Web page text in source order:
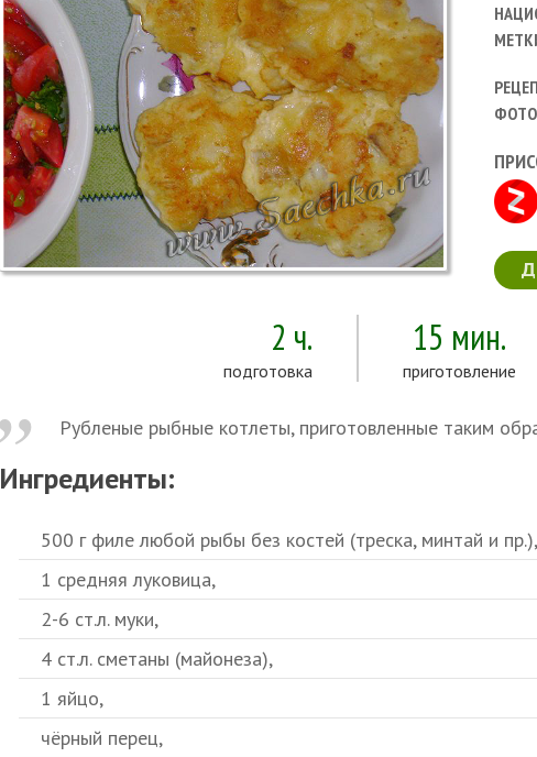
2 ч.
подготовка
15 мин.
приготовление
Рубленые рыбные котлеты, приготовленные таким
Ингредиенты:
500 г филе любой рыбы без костей (треска, минтай и пр.),
1 средняя луковица,
2-6 ст.л. муки,
4 ст.л. сметаны (майонеза),
1 яйцо,
чёрный перец,